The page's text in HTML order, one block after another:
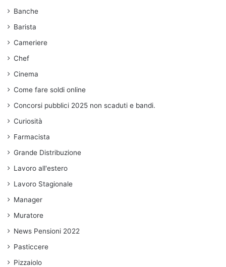
Banche
Barista
Cameriere
Chef
Cinema
Come fare soldi online
Concorsi pubblici 2025 non scaduti e bandi.
Curiosità
Farmacista
Grande Distribuzione
Lavoro all'estero
Lavoro Stagionale
Manager
Muratore
News Pensioni 2022
Pasticcere
Pizzaiolo